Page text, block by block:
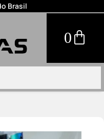
Brasil
0